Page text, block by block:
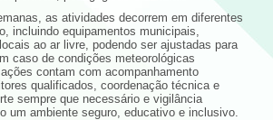
as atividades decorrem em diferentes
incluindo equipamentos municipais,
ao ar livre, podendo ser ajustadas para
caso de condições meteorológicas
contam com acompanhamento
qualificados, coordenação técnica e
sempre que necessário e vigilância
um ambiente seguro, educativo e inclusivo.